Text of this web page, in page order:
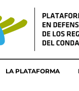
LA PLATAFORMA